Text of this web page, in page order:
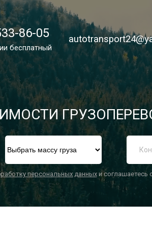
86-05
бесплатный
86-05
бесплатный
персональных данныхи соглашаетесь